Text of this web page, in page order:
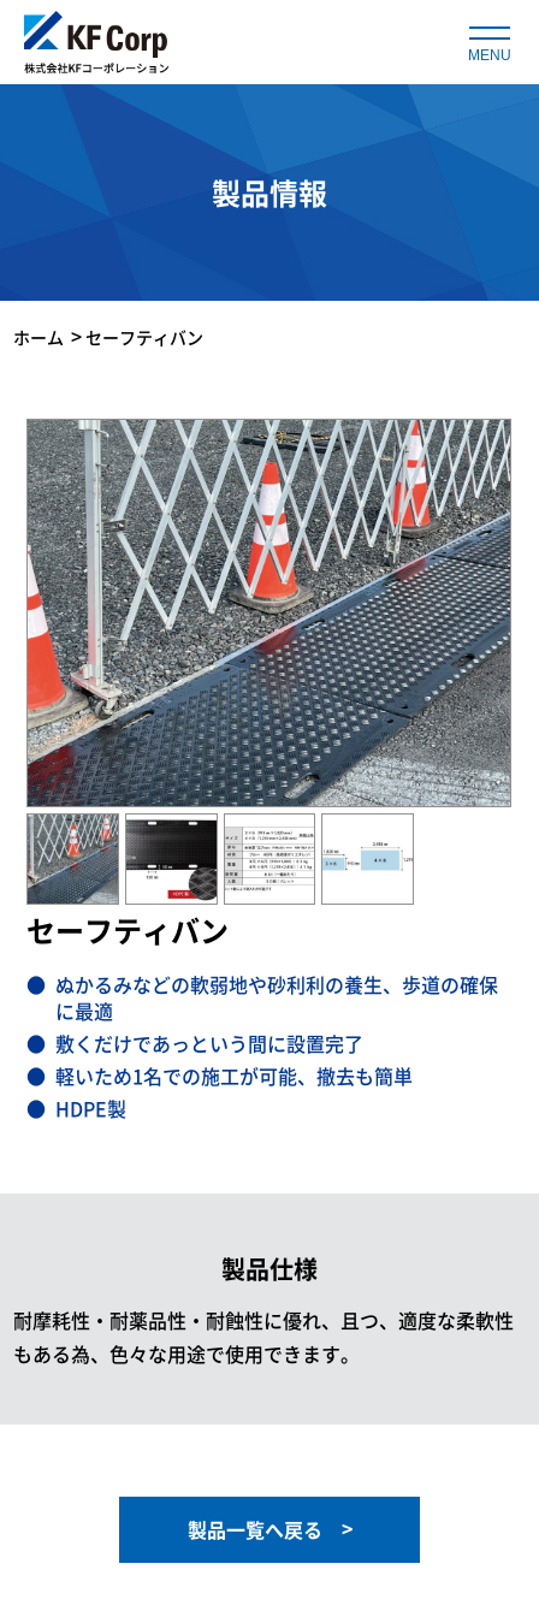
MENU
製品情報
ホーム セーフティバン
セーフティバン
ぬかるみなどの軟弱地や砂利利の養生、歩道の確保
に最適
敷くだけであっという間に設置完了
軽いため1名での施工が可能、撤去も簡単
HDPE製
製品仕様
耐摩耗性・耐薬品性・耐蝕性に優れ、且つ、適度な柔軟性
もある為、色々な用途で使用できます。
製品一覧へ戻る